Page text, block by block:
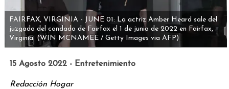
FAIRFAX, VIRGINIA - JUNE 01: La actriz Amber Heard sale del
juzgado del condado de Fairfax el 1 de junio de 2022 en Fairfax,
Virginia. (WIN MCNAMEE / Getty Images via AFP)
15 Agosto 2022 - Entretenimiento
Redacción Hogar